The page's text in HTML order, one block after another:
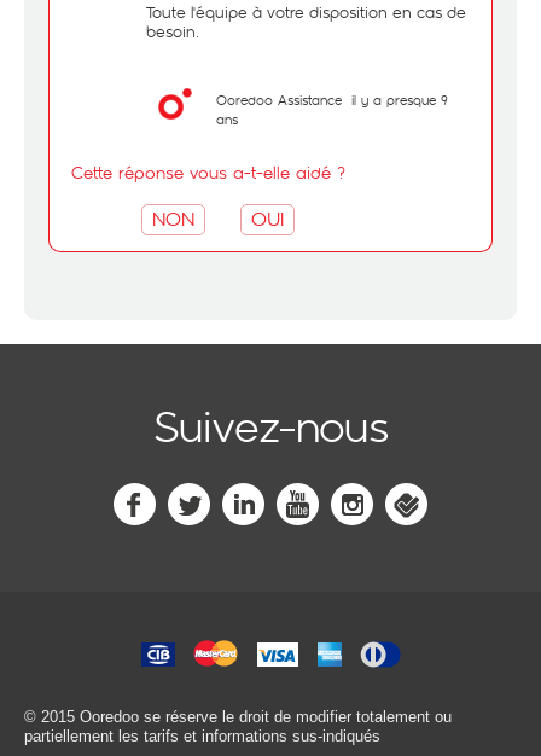
Toute l'équipe à votre disposition en cas de
besoin.
Ooredoo Assistance il y a presque 9
ans
Cette réponse vous a-t-elle aidé ?
NON OUI
Suivez-nous
© 2015 Ooredoo se réserve le droit de modifier totalement ou
partiellement les tarifs et informations sus-indiqués